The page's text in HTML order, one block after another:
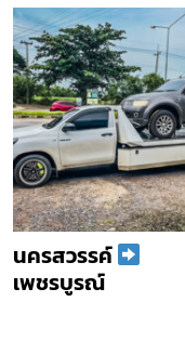
นครสวรรค์
เพชรบูรณ์